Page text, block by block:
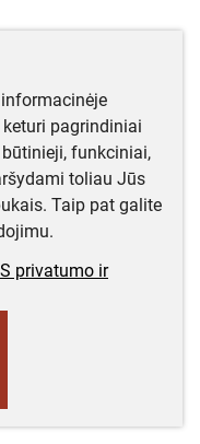
pagrindiniai
funkciniai,
toliau Jūs
Taip pat galite
privatumo ir